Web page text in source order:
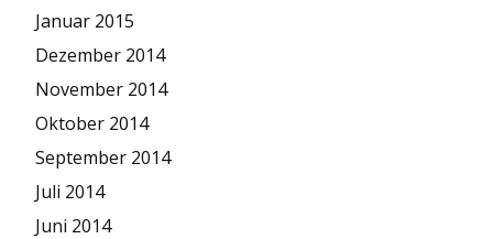
Januar 2015
Dezember 2014
November 2014
Oktober 2014
September 2014
Juli 2014
Juni 2014